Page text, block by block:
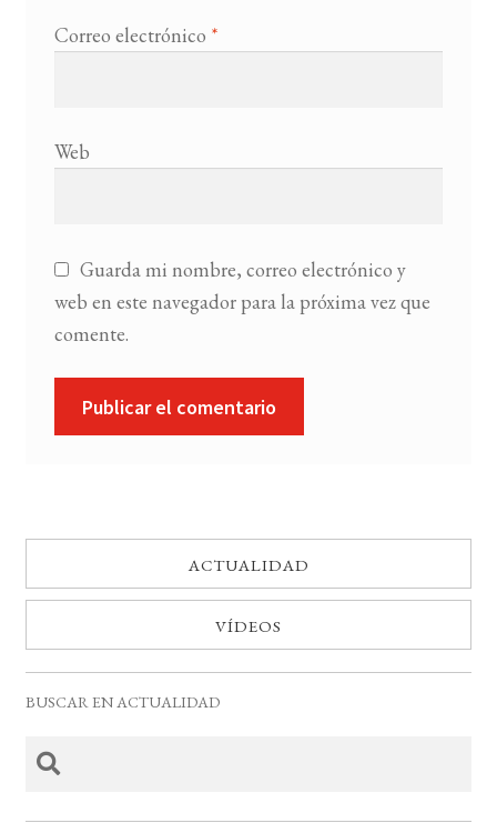
Correo electrónico *
Web
Guarda mi nombre, correo electrónico y
web en este navegador para la próxima vez que
comente.
ACTUALIDAD
VÍDEOS
BUSCAR EN ACTUALIDAD